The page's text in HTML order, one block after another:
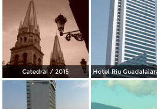
Catedral / 2015